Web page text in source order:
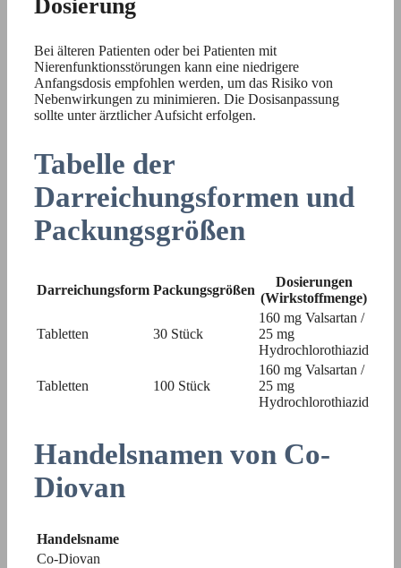
Dosierung
Bei älteren Patienten oder bei Patienten mit
Nierenfunktionsstörungen kann eine niedrigere
Anfangsdosis empfohlen werden, um das Risiko von
Nebenwirkungen zu minimieren. Die Dosisanpassung
sollte unter ärztlicher Aufsicht erfolgen.
Tabelle der
Darreichungsformen und
Packungsgrößen
Darreichungsform Packungsgrößen
Dosierungen
(Wirkstoffmenge)
Tabletten 30 Stück
160 mg Valsartan /
25 mg
Hydrochlorothiazid
Tabletten 100 Stück
160 mg Valsartan /
25 mg
Hydrochlorothiazid
Handelsnamen von Co-
Diovan
Handelsname
Co-Diovan